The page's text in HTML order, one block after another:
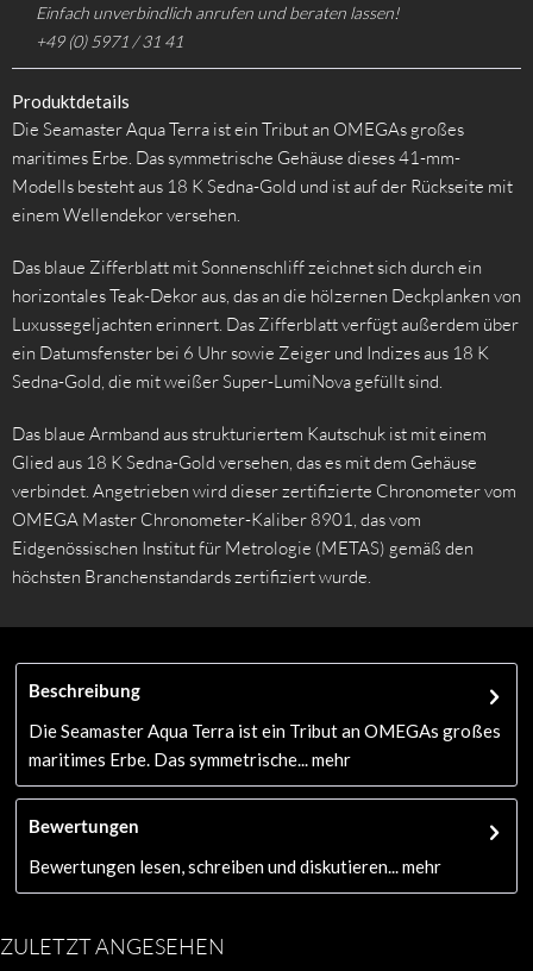
Einfach unverbindlich anrufen und beraten lassen!
+49 (0) 5971 / 31 41
Produktdetails
Die Seamaster Aqua Terra ist ein Tribut an OMEGAs großes
maritimes Erbe. Das symmetrische Gehäuse dieses 41-mm-
Modells besteht aus 18 K Sedna-Gold und ist auf der Rückseite mit
einem Wellendekor versehen.
Das blaue Zifferblatt mit Sonnenschliff zeichnet sich durch ein
horizontales Teak-Dekor aus, das an die hölzernen Deckplanken von
Luxussegeljachten erinnert. Das Zifferblatt verfügt außerdem über
ein Datumsfenster bei 6 Uhr sowie Zeiger und Indizes aus 18 K
Sedna-Gold, die mit weißer Super-LumiNova gefüllt sind.
Das blaue Armband aus strukturiertem Kautschuk ist mit einem
Glied aus 18 K Sedna-Gold versehen, das es mit dem Gehäuse
verbindet. Angetrieben wird dieser zertifizierte Chronometer vom
OMEGA Master Chronometer-Kaliber 8901, das vom
Eidgenössischen Institut für Metrologie (METAS) gemäß den
höchsten Branchenstandards zertifiziert wurde.
Beschreibung
Die Seamaster Aqua Terra ist ein Tribut an OMEGAs großes
maritimes Erbe. Das symmetrische...
mehr
Bewertungen
Bewertungen lesen, schreiben und diskutieren...
mehr
ZULETZT ANGESEHEN